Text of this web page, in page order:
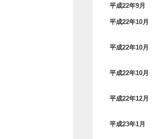
平成22年9月
平成22年10月
平成22年10月
平成22年10月
平成22年12月
平成23年1月